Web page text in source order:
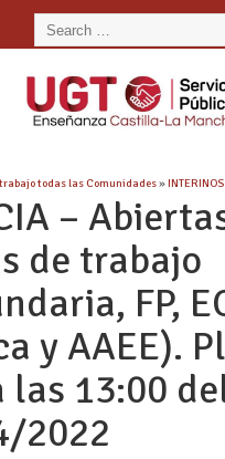
todas las Comunidades»INTERINOS
–
de trabajo
FP,
y AAEE).
las 13:00
2022